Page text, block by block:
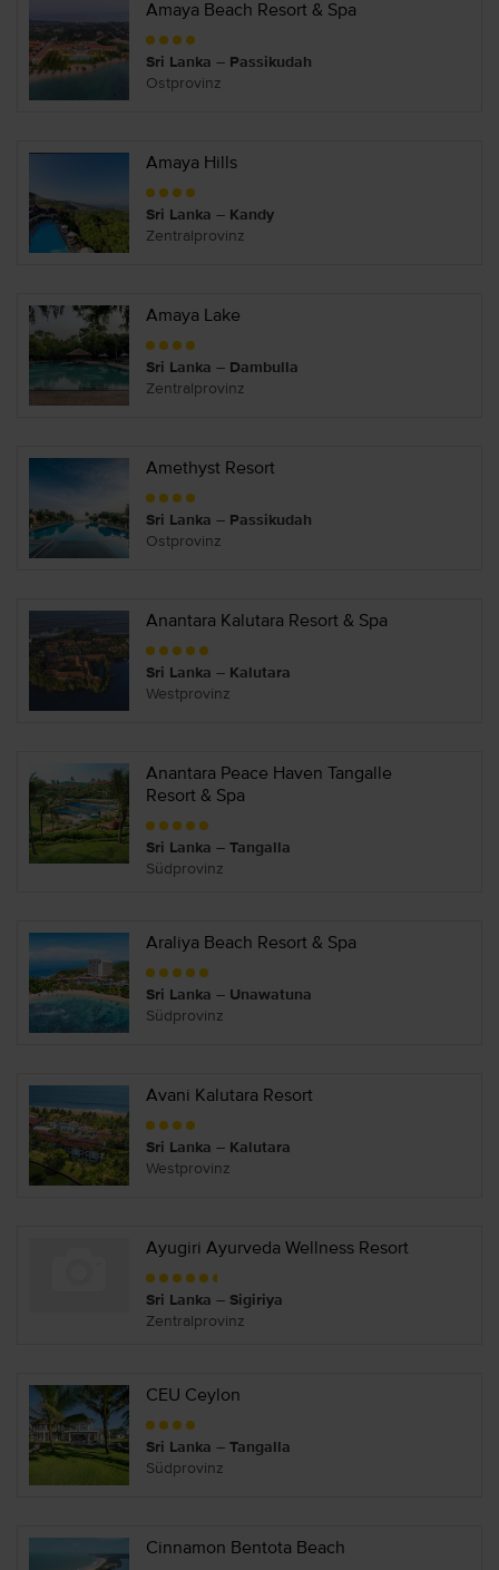
Amaya Beach Resort & Spa
Sri Lanka – Passikudah
Ostprovinz
Amaya Hills
Sri Lanka – Kandy
Zentralprovinz
Amaya Lake
Sri Lanka – Dambulla
Zentralprovinz
Amethyst Resort
Sri Lanka – Passikudah
Ostprovinz
Anantara Kalutara Resort & Spa
Sri Lanka – Kalutara
Westprovinz
Anantara Peace Haven Tangalle
Resort & Spa
Sri Lanka – Tangalla
Südprovinz
Araliya Beach Resort & Spa
Sri Lanka – Unawatuna
Südprovinz
Avani Kalutara Resort
Sri Lanka – Kalutara
Westprovinz
Ayugiri Ayurveda Wellness Resort
Sri Lanka – Sigiriya
Zentralprovinz
CEU Ceylon
Sri Lanka – Tangalla
Südprovinz
Cinnamon Bentota Beach